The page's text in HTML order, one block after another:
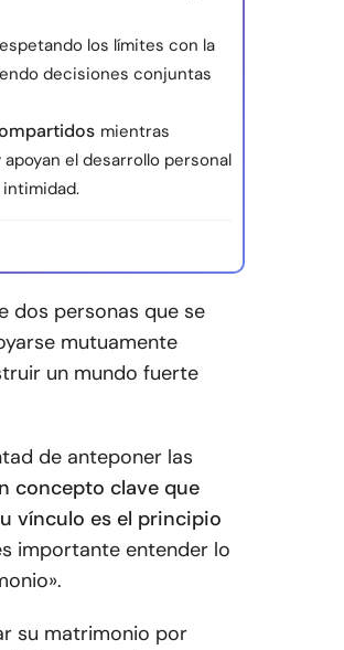
los límites con la
decisiones conjuntas
mientras
el desarrollo personal
dos personas que se
mutuamente
un mundo fuerte
de anteponer las
concepto clave que
vínculo es el principio
importante entender lo
su matrimonio por